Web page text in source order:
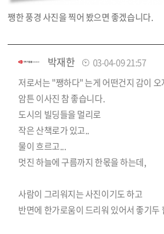
쨍한 풍경 사진을 찍어 봤으면 좋겠습니다.
박재한
03-04-09 21:57
저로서는 "쨍하다" 는게 어떤건지 감이
암튼 이사진 참 좋습니다.
도시의 빌딩들을 멀리로
작은 산책로가 있고..
물이 흐르고...
멋진 하늘에 구름까지 한몫을 하는데,
사람이 그리워지는 사진이기도 하고
반면에 한가로움이 드리워 있어서 좋기두